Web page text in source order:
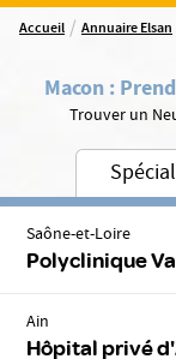
Accueil / Annuaire Elsan
Macon:
Trouver un
Saône-et-Loire
Polyclinique
Ain
Hôpital privé